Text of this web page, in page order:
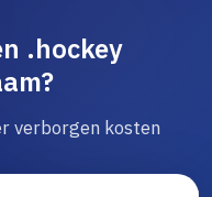
.hockey
verborgen kosten